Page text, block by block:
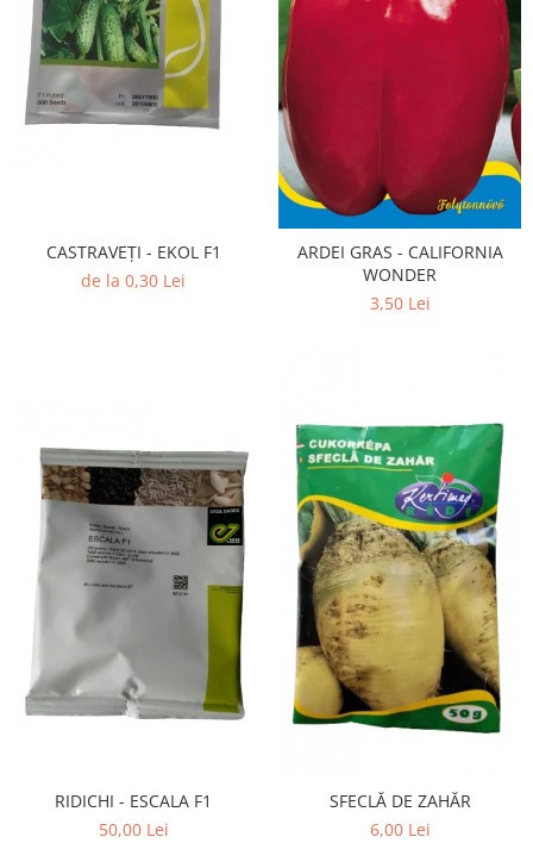
CASTRAVEȚI - EKOL F1
de la 0,30 Lei
ARDEI GRAS - CALIFORNIA
WONDER
3,50 Lei
RIDICHI - ESCALA F1
50,00 Lei
SFECLĂ DE ZAHĂR
6,00 Lei